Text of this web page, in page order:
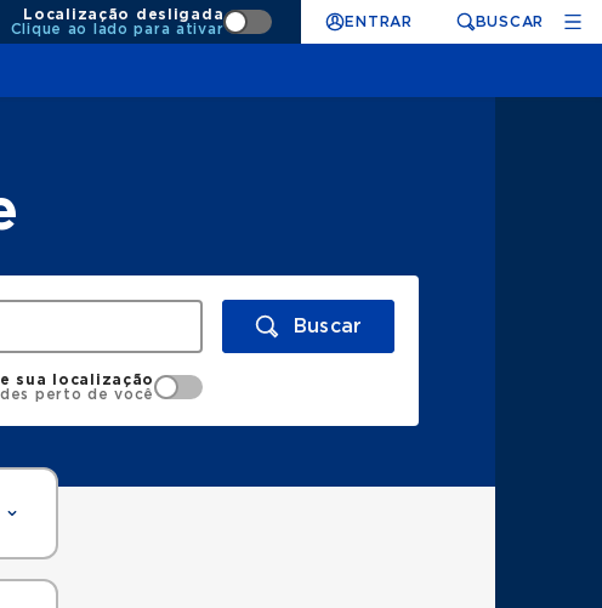
Localização desligada
Clique ao lado para ativar
ENTRAR BUSCAR
Buscar
sua localização
perto de você